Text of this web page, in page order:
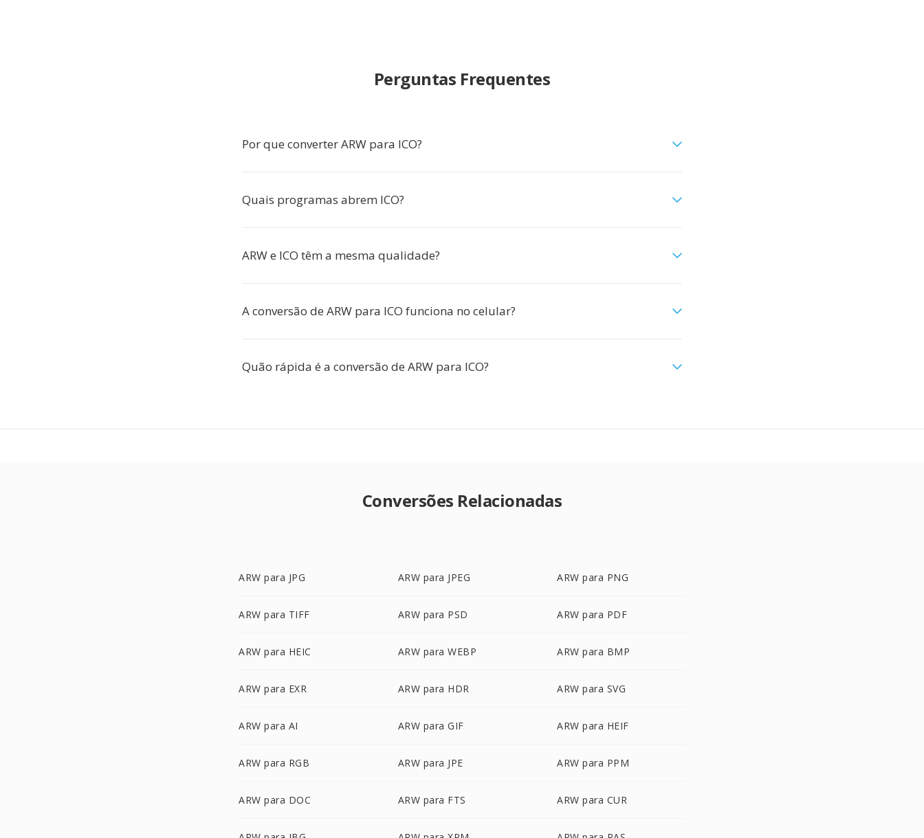
Perguntas Frequentes
Por que converter ARW para ICO?
Quais programas abrem ICO?
ARW e ICO têm a mesma qualidade?
A conversão de ARW para ICO funciona no celular?
Quão rápida é a conversão de ARW para ICO?
Conversões Relacionadas
ARW para JPG ARW para JPEG ARW para PNG
ARW para TIFF ARW para PSD ARW para PDF
ARW para HEIC ARW para WEBP ARW para BMP
ARW para EXR ARW para HDR ARW para SVG
ARW para AI ARW para GIF ARW para HEIF
ARW para RGB ARW para JPE ARW para PPM
ARW para DOC ARW para FTS ARW para CUR